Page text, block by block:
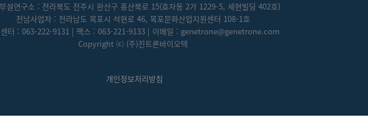
설연구소 : 전라북도 전주시 완산구 홍산북로 15(효자동 2가 1229-5, 세현빌딩 402호)
전남사업자 : 전라남도 목포시 석현로 46, 목포문화산업지원센터 108-1호
터 : 063-222-9131 | 팩스 : 063-221-9133 | 이메일 : genetrone@genetrone.com
Copyright ⒞ (주)진트론바이오텍
개인정보처리방침